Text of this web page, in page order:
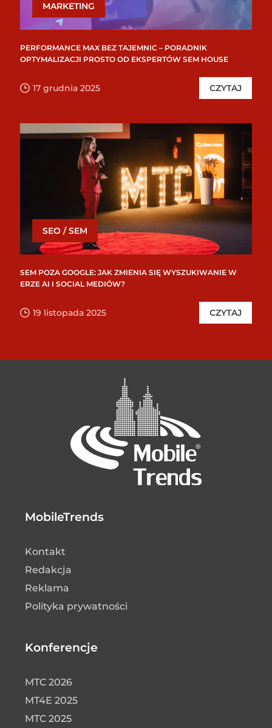
MARKETING
PERFORMANCE MAX BEZ TAJEMNIC – PORADNIK
OPTYMALIZACJI PROSTO OD EKSPERTÓW SEM HOUSE
17 grudnia 2025 CZYTAJ
SEO / SEM
SEM POZA GOOGLE: JAK ZMIENIA SIĘ WYSZUKIWANIE W
ERZE AI I SOCIAL MEDIÓW?
19 listopada 2025 CZYTAJ
MobileTrends
Kontakt
Redakcja
Reklama
Polityka prywatności
Konferencje
MTC 2026
MT4E 2025
MTC 2025